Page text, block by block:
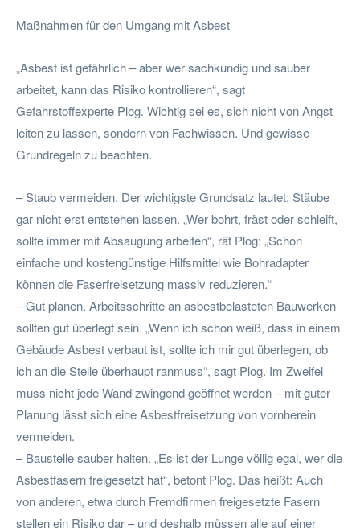
Maßnahmen für den Umgang mit Asbest
„Asbest ist gefährlich – aber wer sachkundig und sauber
arbeitet, kann das Risiko kontrollieren“, sagt
Gefahrstoffexperte Plog. Wichtig sei es, sich nicht von Angst
leiten zu lassen, sondern von Fachwissen. Und gewisse
Grundregeln zu beachten.
– Staub vermeiden. Der wichtigste Grundsatz lautet: Stäube
gar nicht erst entstehen lassen. „Wer bohrt, fräst oder schleift,
sollte immer mit Absaugung arbeiten“, rät Plog: „Schon
einfache und kostengünstige Hilfsmittel wie Bohradapter
können die Faserfreisetzung massiv reduzieren.“
– Gut planen. Arbeitsschritte an asbestbelasteten Bauwerken
sollten gut überlegt sein. „Wenn ich schon weiß, dass in einem
Gebäude Asbest verbaut ist, sollte ich mir gut überlegen, ob
ich an die Stelle überhaupt ranmuss“, sagt Plog. Im Zweifel
muss nicht jede Wand zwingend geöffnet werden – mit guter
Planung lässt sich eine Asbestfreisetzung von vornherein
vermeiden.
– Baustelle sauber halten. „Es ist der Lunge völlig egal, wer die
Asbestfasern freigesetzt hat“, betont Plog. Das heißt: Auch
von anderen, etwa durch Fremdfirmen freigesetzte Fasern
stellen ein Risiko dar – und deshalb müssen alle auf einer